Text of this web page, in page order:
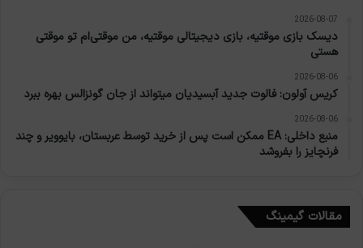
2026-08-07
دیسک بازی موقتیه، بازی دیجیتالی موقتیه، من موقتی‌ام تو موقتی
هستی
2026-08-06
کریس آولون: فالوت جدید آبسیدیان میتواند از جان گونزالس بهره ببرد
2026-08-06
منبع داخلی: EA ممکن است پس از خرید توسط عربستان، بایوویر و چند
فرنچایز را بفروشد
مقالات گیمینگ